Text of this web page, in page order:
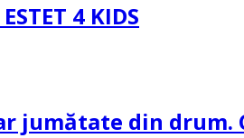
4 KIDS
jumătate din drum.